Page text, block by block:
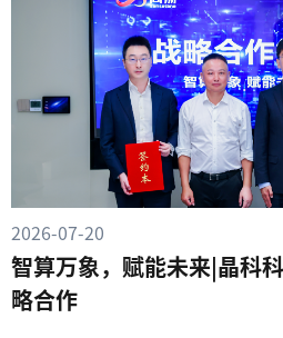
2026-07-20
智算万象，赋能未来|晶科
略合作